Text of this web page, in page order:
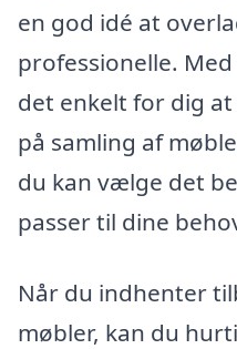
en god idé at
professionelle.
det enkelt for dig
på samling af
du kan vælge det
passer til dine
Når du indhenter
møbler, kan du